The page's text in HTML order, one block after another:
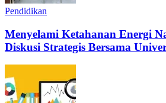
Pendidikan
Menyelami Ketahanan Energi
Diskusi Strategis Bersama